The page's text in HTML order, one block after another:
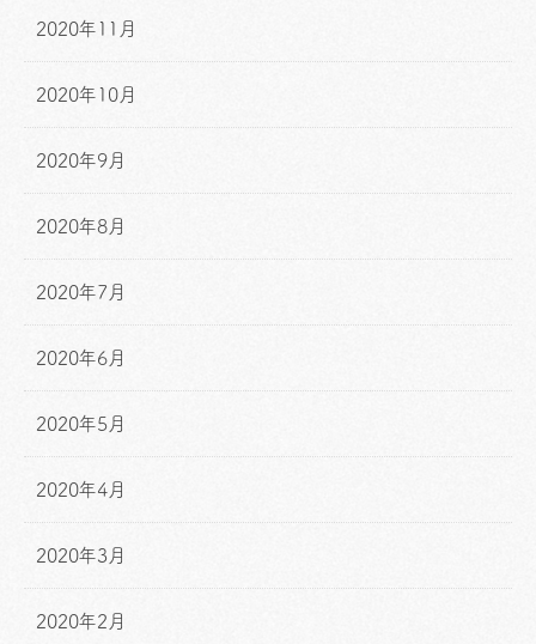
2020年11月
2020年10月
2020年9月
2020年8月
2020年7月
2020年6月
2020年5月
2020年4月
2020年3月
2020年2月